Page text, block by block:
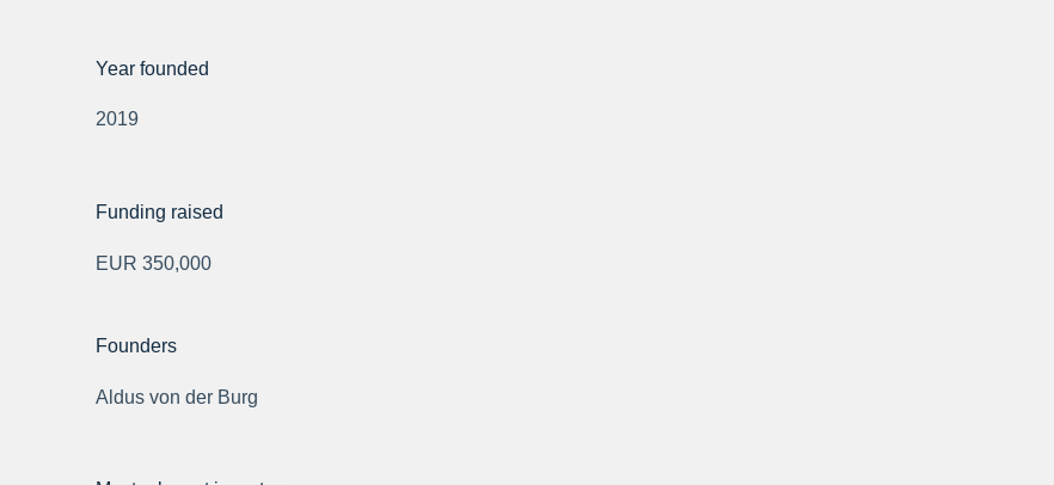
Year founded
2019
Funding raised
EUR 350,000
Founders
Aldus von der Burg